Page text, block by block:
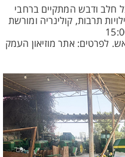
חלב ודבש המתקיים ברחבי
תרבות, קולינריה ומורשת
לפרטים: אתר מוזיאון העמק